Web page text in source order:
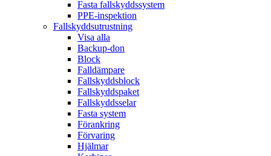
Fasta fallskyddssystem
PPE-inspektion
Fallskyddsutrustning
Visa alla
Backup-don
Block
Falldämpare
Fallskyddsblock
Fallskyddspaket
Fallskyddsselar
Fasta system
Förankring
Förvaring
Hjälmar